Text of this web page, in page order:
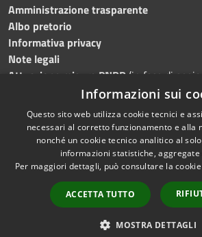
Amministrazione trasparente
Albo pretorio
Informativa privacy
Note legali
Attuazione misure PNRR (in fase di
Dichiarazione di accessibilità
Accessibilità
Informazioni sui
Questo sito web utilizza cookie tecnici e
necessari al corretto funzionamento e alla
nonché un cookie tecnico analitico al
informazioni statistiche, aggregate
Per maggiori dettagli, può consultare la
ACCETTA TUTTO
MOSTRA DETTAGLI